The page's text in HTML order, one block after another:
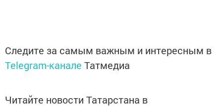
Следите за самым важным и интересным в
Telegram-канале Татмедиа
Читайте новости Татарстана в